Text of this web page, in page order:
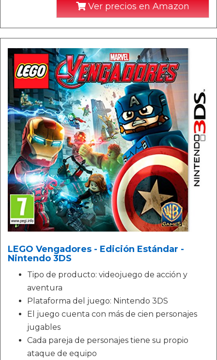
Ver precios en Amazon
LEGO Vengadores - Edición Estándar -
Nintendo 3DS
Tipo de producto: videojuego de acción y
aventura
Plataforma del juego: Nintendo 3DS
El juego cuenta con más de cien personajes
jugables
Cada pareja de personajes tiene su propio
ataque de equipo